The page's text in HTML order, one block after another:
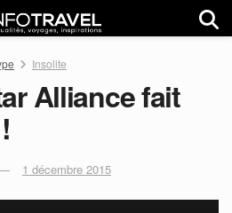
Insolite
Alliance fait
1 décembre 2015